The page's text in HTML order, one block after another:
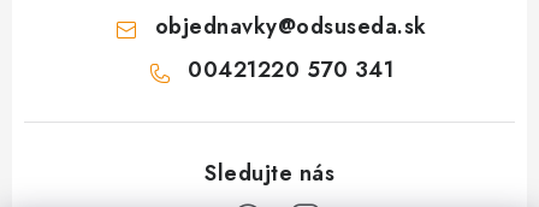
objednavky@odsuseda.sk
00421220 570 341